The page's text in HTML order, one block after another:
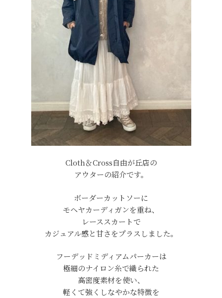
Cloth＆Cross自由が丘店の
アウターの紹介です。
ボーダーカットソーに
モヘヤカーディガンを重ね、
レーススカートで
カジュアル感と甘さをプラスしました。
フーデッドミディアムパーカーは
極細のナイロン糸で織られた
高密度素材を使い、
軽くて強くしなやかな特徴を